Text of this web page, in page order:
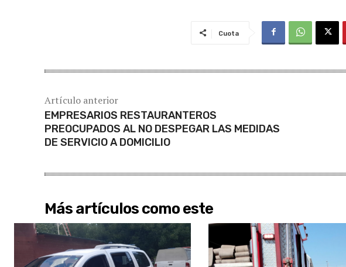
Cuota
Artículo anterior
EMPRESARIOS RESTAURANTEROS
PREOCUPADOS AL NO DESPEGAR LAS MEDIDAS
DE SERVICIO A DOMICILIO
Más artículos como este